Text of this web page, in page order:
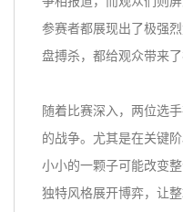
参赛者都展现出了极强
盘搏杀，都给观众带来了
随着比赛深入，两位选
的战争。尤其是在关键
小小的一颗子可能改变
独特风格展开博弈，让